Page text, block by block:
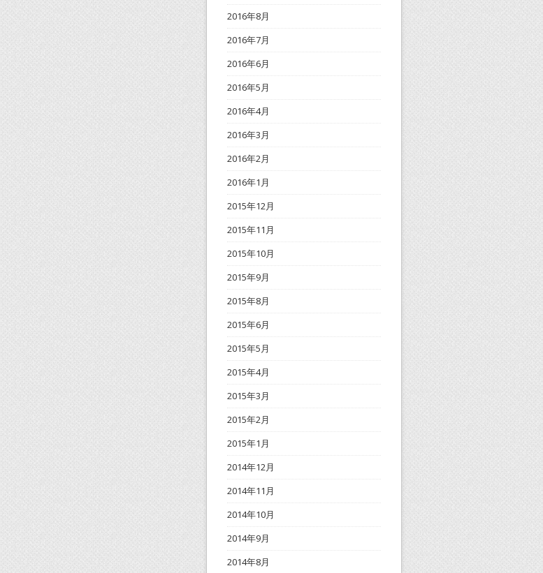
2016年8月
2016年7月
2016年6月
2016年5月
2016年4月
2016年3月
2016年2月
2016年1月
2015年12月
2015年11月
2015年10月
2015年9月
2015年8月
2015年6月
2015年5月
2015年4月
2015年3月
2015年2月
2015年1月
2014年12月
2014年11月
2014年10月
2014年9月
2014年8月